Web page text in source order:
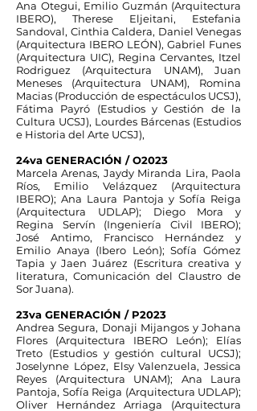
Ana Otegui, Emilio Guzmán (Arquitectura
IBERO), Therese Eljeitani, Estefania
Sandoval, Cinthia Caldera, Daniel Venegas
(Arquitectura IBERO LEÓN), Gabriel Funes
(Arquitectura UIC), Regina Cervantes, Itzel
Rodriguez (Arquitectura UNAM), Juan
Meneses (Arquitectura UNAM), Romina
Macias (Producción de espectáculos UCSJ),
Fátima Payró (Estudios y Gestión de la
Cultura UCSJ), Lourdes Bárcenas (Estudios
e Historia del Arte UCSJ),
24va GENERACIÓN / O2023
Marcela Arenas, Jaydy Miranda Lira, Paola
Ríos, Emilio Velázquez (Arquitectura
IBERO); Ana Laura Pantoja y Sofía Reiga
(Arquitectura UDLAP); Diego Mora y
Regina Servín (Ingeniería Civil IBERO);
José Antimo, Francisco Hernández y
Emilio Anaya (Ibero León); Sofía Gómez
Tapia y Jaen Juárez (Escritura creativa y
literatura, Comunicación del Claustro de
Sor Juana).
23va GENERACIÓN / P2023
Andrea Segura, Donaji Mijangos y Johana
Flores (Arquitectura IBERO León); Elías
Treto (Estudios y gestión cultural UCSJ);
Joselynne López, Elsy Valenzuela, Jessica
Reyes (Arquitectura UNAM); Ana Laura
Pantoja, Sofía Reiga (Arquitectura UDLAP);
Oliver Hernández Arriaga (Arquitectura